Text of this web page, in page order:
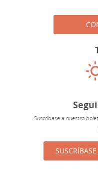
Suscríbase a nuestro